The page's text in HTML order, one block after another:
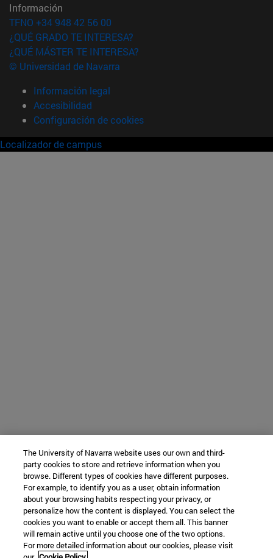
Información
TFNO +34 948 42 56 00
¿QUÉ GRADO TE INTERESA?
¿QUÉ MÁSTER TE INTERESA?
© Universidad de Navarra
Información legal
Accesibilidad
Configuración de cookies
Localizador de campus
The University of Navarra website uses our own and third-
party cookies to store and retrieve information when you
browse. Different types of cookies have different purposes.
For example, to identify you as a user, obtain information
about your browsing habits respecting your privacy, or
personalize how the content is displayed. You can select the
cookies you want to enable or accept them all. This banner
will remain active until you choose one of the two options.
For more detailed information about our cookies, please visit